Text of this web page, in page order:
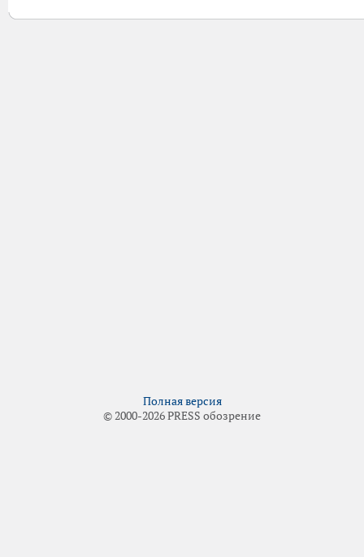
Полная версия
© 2000-2026 PRESS обозрение